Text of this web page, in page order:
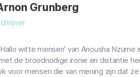
Grunberg
witte mensen' van Anousha Nzume
de broodnodige ironie en distantie
voor mensen die van mening zijn dat